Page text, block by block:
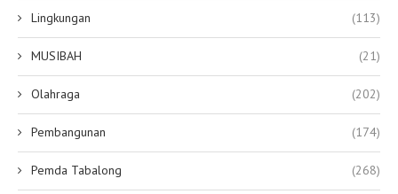
Lingkungan (113)
MUSIBAH (21)
Olahraga (202)
Pembangunan (174)
Pemda Tabalong (268)